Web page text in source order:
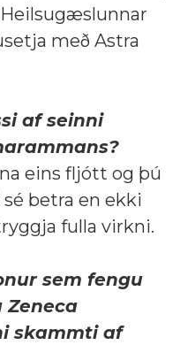
með Astra
af seinni
eins fljótt og þú
betra en ekki
fulla virkni.
sem fengu
skammti af